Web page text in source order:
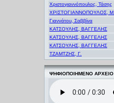
Χριστογιαννόπουλος, Τάσης
ΧΡΙΣΤΟΓΙΑΝΝΟΠΟΥΛΟΣ, Μ.
Γιαννάτου, Σαββίνα
ΚΑΤΣΟΥΛΗΣ, ΒΑΓΓΕΛΗΣ
ΚΑΤΣΟΥΛΗΣ, ΒΑΓΓΕΛΗΣ
ΚΑΤΣΟΥΛΗΣ, ΒΑΓΓΕΛΗΣ
ΤΖΑΜΤΖΗΣ, Γ.
ΨΗΦΙΟΠΟΙΗΜΕΝΟ ΑΡΧΕΙΟ